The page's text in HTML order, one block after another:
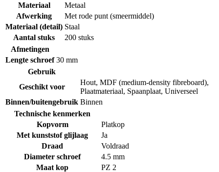
Materiaal
Metaal
Afwerking
Met rode punt (smeermiddel)
Materiaal (detail) Staal
Aantal stuks
200 stuks
Afmetingen
Lengte schroef 30 mm
Gebruik
Geschikt voor
Hout, MDF (medium-density fibreboard),
Plaatmateriaal, Spaanplaat, Universeel
Binnen/buitengebruik Binnen
Technische kenmerken
Kopvorm
Platkop
Met kunststof glijlaag
Ja
Draad
Voldraad
Diameter schroef
4.5 mm
Maat kop
PZ 2